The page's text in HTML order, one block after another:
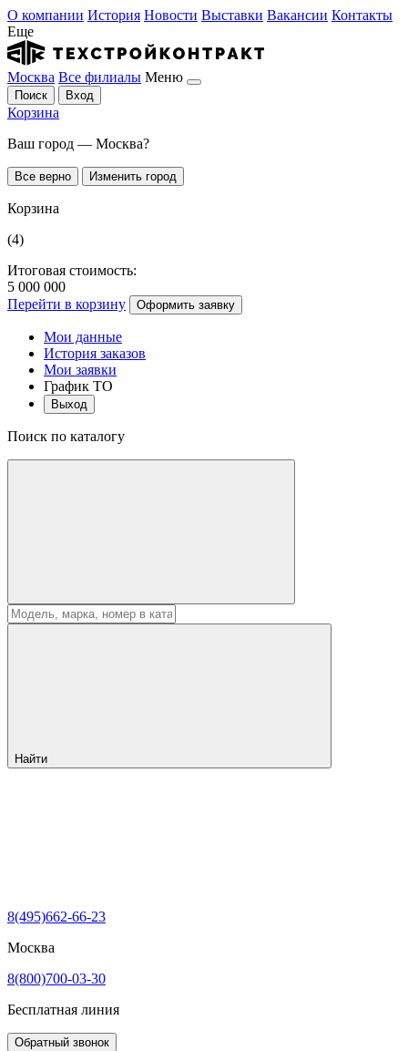
О компании История Новости Выставки Вакансии Контакты
Еще
Москва Все филиалы Меню
Поиск Вход
Корзина
Ваш город — Москва?
Все верно Изменить город
Корзина
(4)
Итоговая стоимость:
5 000 000
Перейти в корзину
Оформить заявку
Мои данные
История заказов
Мои заявки
График ТО
Выход
Поиск по каталогу
Найти
8(495)662-66-23
Москва
8(800)700-03-30
Бесплатная линия
Обратный звонок